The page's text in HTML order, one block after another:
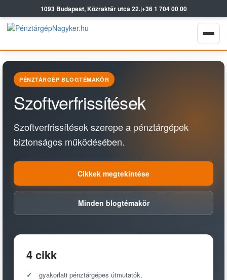
1093 Budapest, Közraktár utca 22.|+36 1 704 00 00
PÉNZTÁRGÉP BLOGTÉMAKÖR
Szoftverfrissítések
Szoftverfrissítések szerepe a pénztárgépek
biztonságos működésében.
Cikkek megtekintése
Minden blogtémakör
4 cikk
gyakorlati pénztárgépes útmutatók,